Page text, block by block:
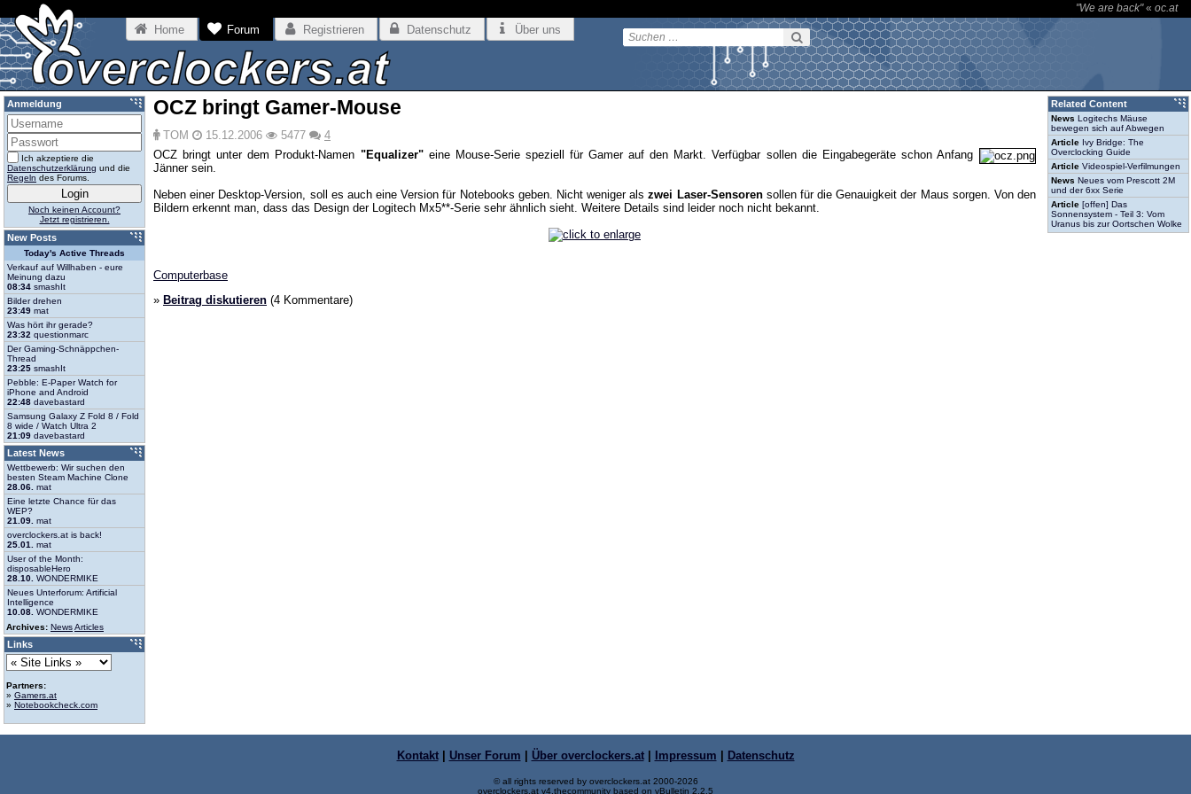
"We are back"« oc.at
Home Forum Registrieren Datenschutz Über uns
OCZ bringt Gamer-Mouse
TOM 15.12.2006 5477
4
OCZ bringt unter dem Produkt-Namen "Equalizer"eine Mouse-Serie speziell für Gamer auf den Markt. Verfügbar sollen die Eingabegeräte schon Anfang
Jänner sein.
Neben einer Desktop-Version, soll es auch eine Version für Notebooks geben. Nicht weniger alszwei Laser-Sensorensollen für die Genauigkeit der Maus sorgen. Von den
Bildern erkennt man, dass das Design der Logitech Mx5**-Serie sehr ähnlich sieht. Weitere Details sind leider noch nicht bekannt.
Computerbase
» Beitrag diskutieren (4 Kommentare)
Anmeldung
Ich akzeptiere die
Datenschutzerklärung und die
Regeln des Forums.
Noch keinen Account?
Jetzt registrieren.
New Posts
Today's Active Threads
Verkauf auf Willhaben - eure
Meinung dazu
08:34 smashIt
Bilder drehen
23:49 mat
Was hört ihr gerade?
23:32 questionmarc
Der Gaming-Schnäppchen-
Thread
23:25 smashIt
Pebble: E-Paper Watch for
iPhone and Android
22:48 davebastard
Samsung Galaxy Z Fold 8 / Fold
8 wide / Watch Ultra 2
21:09 davebastard
Latest News
Wettbewerb: Wir suchen den
besten Steam Machine Clone
28.06. mat
Eine letzte Chance für das
WEP?
21.09. mat
overclockers.at is back!
25.01.
mat
User of the Month:
disposableHero
28.10. WONDERMIKE
Neues Unterforum: Artificial
Intelligence
10.08. WONDERMIKE
Archives: NewsArticles
Links
Partners:
» Gamers.at
» Notebookcheck.com
Related Content
News Logitechs Mäuse
bewegen sich auf Abwegen
Article Ivy Bridge: The
Overclocking Guide
Article Videospiel-Verfilmungen
News Neues vom Prescott 2M
und der 6xx Serie
Article [offen] Das
Sonnensystem - Teil 3: Vom
Uranus bis zur Oortschen Wolke
Kontakt| Unser Forum | Über overclockers.at| Impressum | Datenschutz
© all rights reserved by overclockers.at 2000-2026
overclockers.at v4.thecommunity based on vBulletin 2.2.5